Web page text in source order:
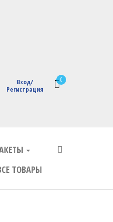
0
Вход/
Регистрация
ТОВАРЫ